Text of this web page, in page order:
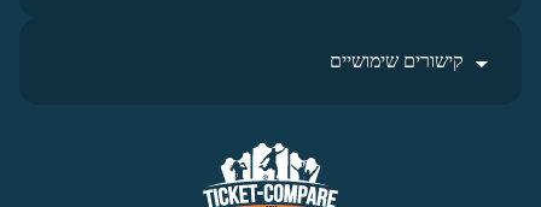
קישורים שימושיים